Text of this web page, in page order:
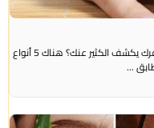
راديو الناس – بث مباشر هل تعلمين ان شكل اظافرك يكشف الكثير عنك؟ هناك 5 أنواع
...